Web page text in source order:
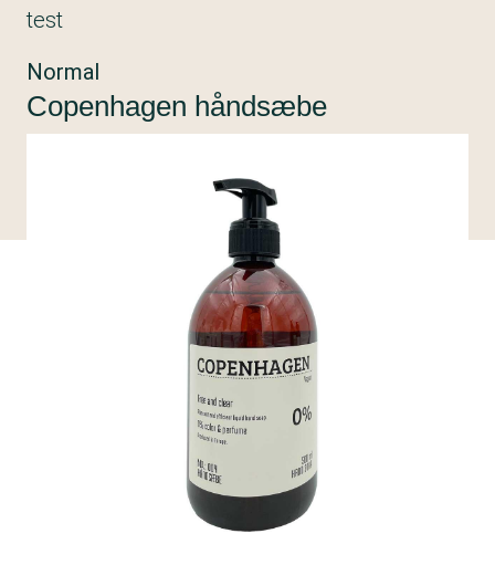
Normal
Copenhagen håndsæbe